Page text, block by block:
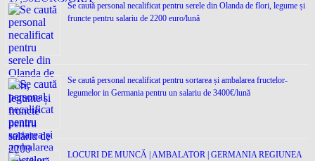
Se caută personal necalificat pentru serele din Olanda de flori, legume și
fruncte pentru salariu de 2200 euro/lună
Se caută personal necalificat pentru sortarea și ambalarea fructelor-
legumelor in Germania pentru un salariu de 3400€/lună
LOCURI DE MUNCĂ | AMBALATOR | GERMANIA REGIUNEA